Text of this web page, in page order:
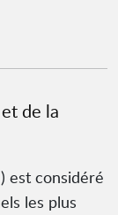
de la
est considéré
les plus